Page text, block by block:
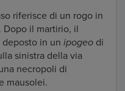
riferisce di un rogo in
Dopo il martirio, il
in un ipogeo di
sinistra della via
necropoli di
mausolei.